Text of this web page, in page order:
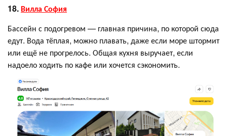
18. Вилла София
Бассейн с подогревом — главная причина, по которой сюда
едут. Вода тёплая, можно плавать, даже если море штормит
или ещё не прогрелось. Общая кухня выручает, если
надоело ходить по кафе или хочется сэкономить.